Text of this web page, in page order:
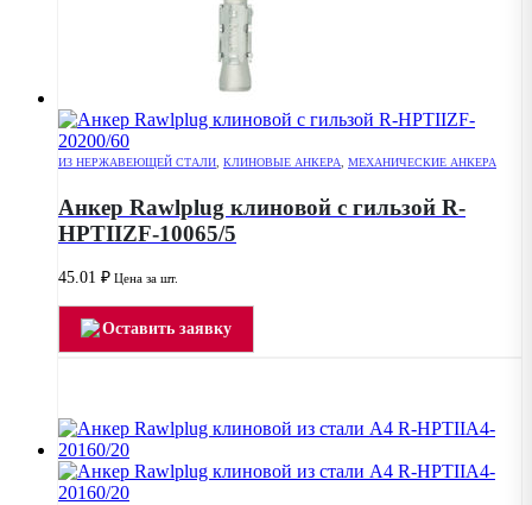
ИЗ НЕРЖАВЕЮЩЕЙ СТАЛИ КЛИНОВЫЕ АНКЕРА МЕХАНИЧЕСКИЕ АНКЕРА
Анкер Rawlplug клиновой с гильзой R-
HPTIIZF-10065/5
45.01 ₽ Цена за шт.
Оставить заявку